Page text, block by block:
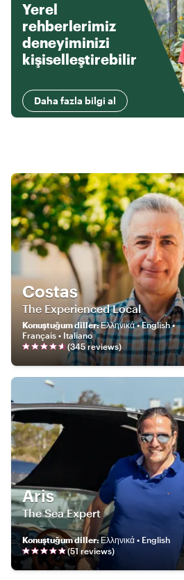
Yerel
rehberlerimiz
deneyiminizi
kişiselleştirebilir
Daha fazla bilgi al
Costas
The Experienced Local
Konuştuğum diller:Ελληνικά • English •
Français • Italiano
(345reviews)
Aris
The Sea Expert
Konuştuğum diller:Ελληνικά • English
(51reviews)